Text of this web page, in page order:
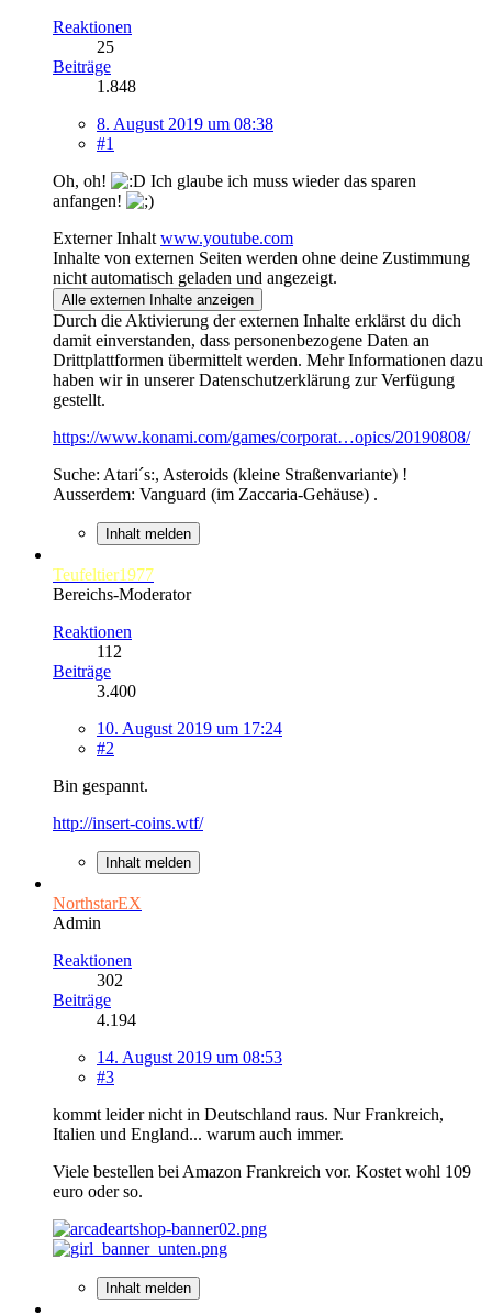
Reaktionen
25
Beiträge
1.848
8. August 2019 um 08:38
#1
Oh, oh!
Ich glaube ich muss wieder das sparen
anfangen!
Externer Inhalt www.youtube.com
Inhalte von externen Seiten werden ohne deine Zustimmung
nicht automatisch geladen und angezeigt.
Alle externen Inhalte anzeigen
Durch die Aktivierung der externen Inhalte erklärst du dich
damit einverstanden, dass personenbezogene Daten an
Drittplattformen übermittelt werden. Mehr Informationen dazu
haben wir in unserer Datenschutzerklärung zur Verfügung
gestellt.
https://www.konami.com/games/corporat…opics/20190808/
Suche: Atari´s:, Asteroids (kleine Straßenvariante) !
Ausserdem: Vanguard (im Zaccaria-Gehäuse) .
Inhalt melden
Teufeltier1977
Bereichs-Moderator
Reaktionen
112
Beiträge
3.400
10. August 2019 um 17:24
#2
Bin gespannt.
http://insert-coins.wtf/
Inhalt melden
NorthstarEX
Admin
Reaktionen
302
Beiträge
4.194
14. August 2019 um 08:53
#3
kommt leider nicht in Deutschland raus. Nur Frankreich,
Italien und England... warum auch immer.
Viele bestellen bei Amazon Frankreich vor. Kostet wohl 109
euro oder so.
Inhalt melden